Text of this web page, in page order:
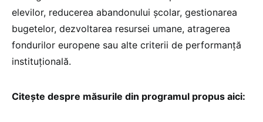
elevilor, reducerea abandonului școlar, gestionarea
bugetelor, dezvoltarea resursei umane, atragerea
fondurilor europene sau alte criterii de performanță
instituțională.
Citește despre măsurile din programul propus aici: